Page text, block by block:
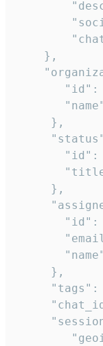
    },
"id":
     },
"id":
     },
"id":
     },
"tags":